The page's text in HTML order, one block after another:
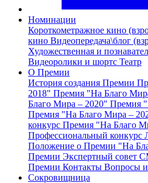
Номинации
Короткометражное кино
кино Видеопередача\блог
Художественная и
Видеоролики и шортс Театр
О Премии
История создания Премии
2018" Премия "На Благо
Благо Мира – 2020" Премия
Премия "На Благо Мира –
конкурс Премия "На Благо
Профессиональный конкурс
Положение о Премии "На
Премии Экспертный совет
Премии Контакты Вопросы
Сокровищница